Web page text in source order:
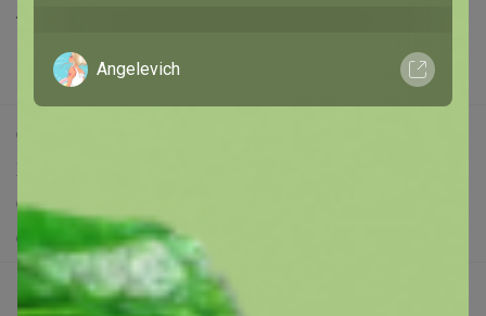
Анонсы
Новости
Поддержка альпак
Самое выгодное
Хиты продаж
Самое желанное
Самое быстрое
Начать зарабатывать с 24-ok
Angelevich